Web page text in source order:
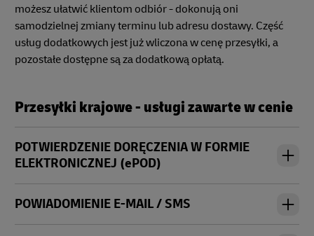
możesz ułatwić klientom odbiór - dokonują oni
samodzielnej zmiany terminu lub adresu dostawy. Część
usług dodatkowych jest już wliczona w cenę przesyłki, a
pozostałe dostępne są za dodatkową opłatą.
Przesyłki krajowe - usługi zawarte w cenie
POTWIERDZENIE DORĘCZENIA W FORMIE
ELEKTRONICZNEJ (ePOD)
POWIADOMIENIE E-MAIL / SMS